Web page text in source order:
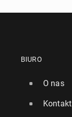
BIURO
O nas
Kontakt